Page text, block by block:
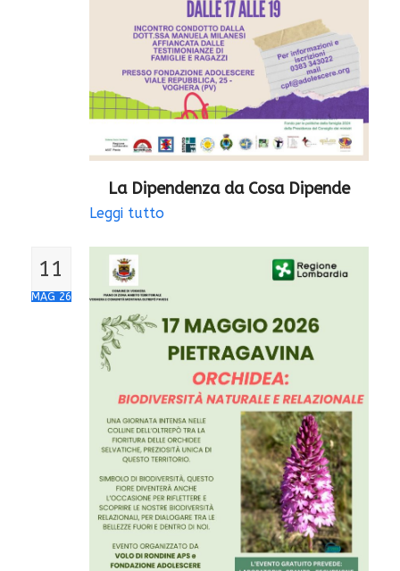
La Dipendenza da Cosa Dipende
Leggi tutto
11
MAG 26